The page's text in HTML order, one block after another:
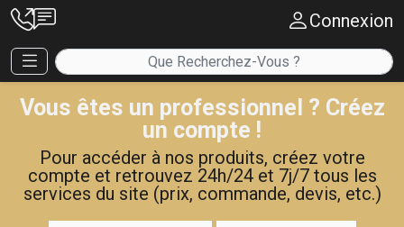
Connexion
Vous êtes un professionnel ? Créez
un compte !
Pour accéder à nos produits, créez votre
compte et retrouvez 24h/24 et 7j/7 tous les
services du site (prix, commande, devis, etc.)